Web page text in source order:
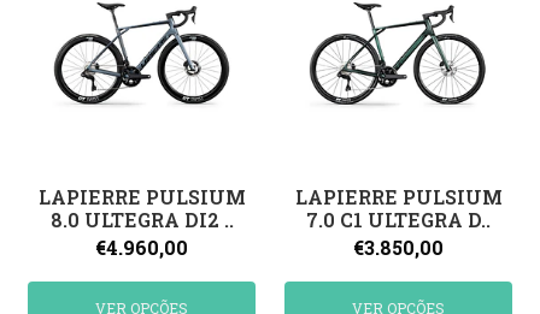
LAPIERRE PULSIUM
8.0 ULTEGRA DI2 ..
€4.960,00
VER OPÇÕES
LAPIERRE PULSIUM
7.0 C1 ULTEGRA D..
€3.850,00
VER OPÇÕES